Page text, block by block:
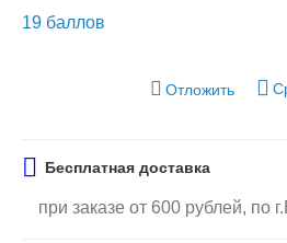
19 баллов
Отложить
Бесплатная доставка
при заказе от 600 рублей, по